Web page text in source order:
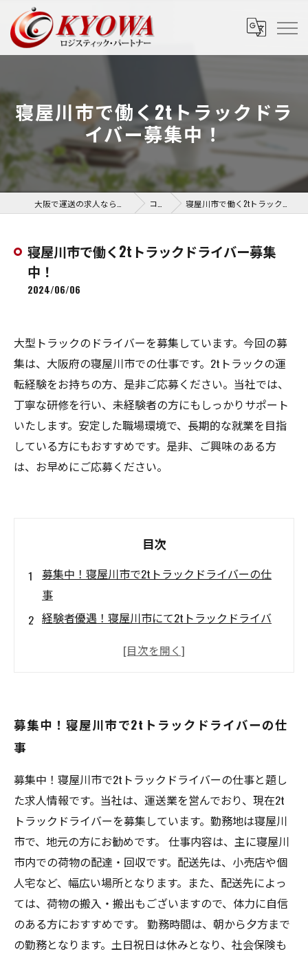
寝屋川市で働く2tトラックドラ
イバー募集中！
コラム 寝屋川市で働く2tトラックドライバー募集中！
寝屋川市で働く2tトラックドライバー募集
中！
2024/06/06
大型トラックのドライバーを募集しています。今回の募
集は、大阪府の寝屋川市での仕事です。2tトラックの運
転経験をお持ちの方、是非ご応募ください。当社では、
丁寧な研修を行い、未経験者の方にもしっかりサポート
いたします。安定した職場環境で、長期的な就業を目指
している方にもおすすめです。是非、ご興味のある方
は、お早めにご応募ください。
目次
募集中！寝屋川市で2tトラックドライバーの仕
事
経験者優遇！寝屋川市にて2tトラックドライバ
2tトラックを運転して働こう-寝屋川市求人情報
寝屋川市周辺で働く2tトラックドライバー大募
募集中！寝屋川市で2tトラックドライバーの仕
事
募集中！寝屋川市で2tトラックドライバーの仕事と題し
た求人情報です。当社は、運送業を営んでおり、現在2t
トラックドライバーを募集しています。勤務地は寝屋川
市で、地元の方にお勧めです。 仕事内容は、主に寝屋川
市内での荷物の配達・回収です。配送先は、小売店や個
人宅など、幅広い場所となります。また、配送先によっ
ては、荷物の搬入・搬出もございますので、体力に自信
のある方におすすめです。 勤務時間は、朝から夕方まで
の勤務となります。土日祝日は休みとなり、社会保険も